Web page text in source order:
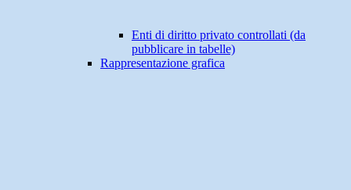
Enti di diritto privato controllati (da
pubblicare in tabelle)
Rappresentazione grafica